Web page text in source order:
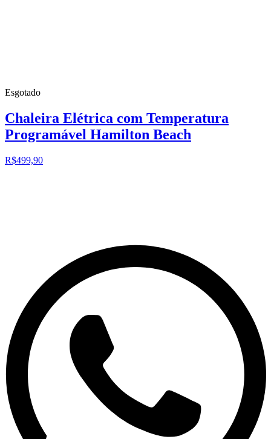
Esgotado
Chaleira Elétrica com Temperatura
Programável Hamilton Beach
R$499,90